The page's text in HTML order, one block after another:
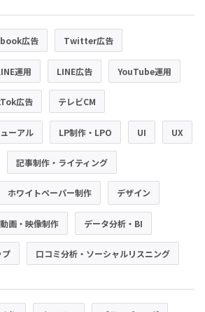
広告 Twitter広告
運用 LINE広告 YouTube運用
広告 テレビCM
ーアル LP制作・LPO UI UX
記事制作・ライティング
ホワイトペーパー制作 デザイン
動画・映像制作 データ分析・BI
プ 口コミ分析・ソーシャルリスニング